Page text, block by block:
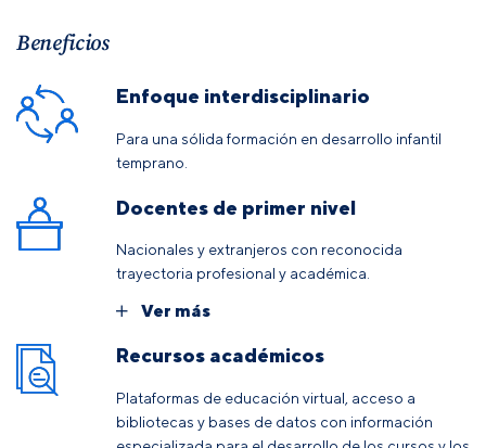
Beneficios
Enfoque interdisciplinario
Para una sólida formación en desarrollo infantil
temprano.
Docentes de primer nivel
Nacionales y extranjeros con reconocida
trayectoria profesional y académica.
Ver más
Recursos académicos
Plataformas de educación virtual, acceso a
bibliotecas y bases de datos con información